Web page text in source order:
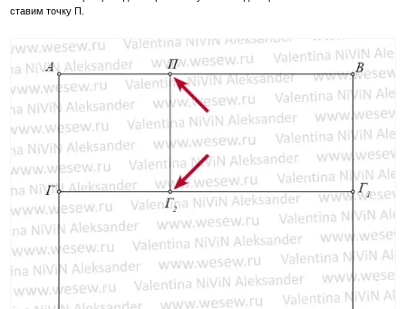
ставим точку П.